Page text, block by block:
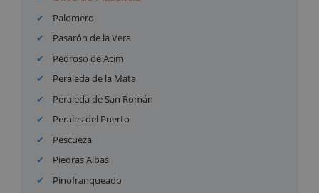
Palomero
Pasarón de la Vera
Pedroso de Acim
Peraleda de la Mata
Peraleda de San Román
Perales del Puerto
Pescueza
Piedras Albas
Pinofranqueado